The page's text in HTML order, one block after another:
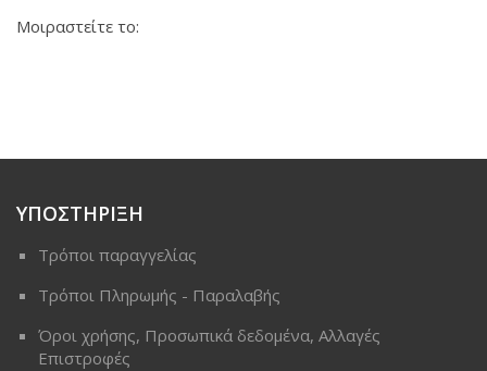
Μοιραστείτε το:
ΥΠΟΣΤΗΡΙΞΗ
Τρόποι παραγγελίας
Τρόποι Πληρωμής - Παραλαβής
Όροι χρήσης, Προσωπικά δεδομένα, Αλλαγές
Επιστροφές